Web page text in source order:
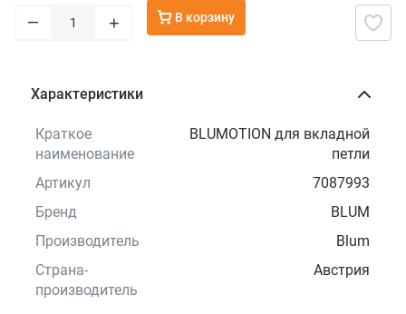
– + В корзину
Характеристики
Краткое
наименование
BLUMOTION для вкладной
петли
Артикул
7087993
Бренд
BLUM
Производитель
Blum
Страна-
производитель
Австрия